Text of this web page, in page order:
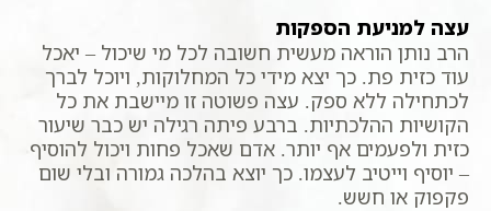
עצה למניעת הספקות
הרב נותן הוראה מעשית חשובה לכל מי שיכול – יאכל
עוד כזית פת. כך יצא מידי כל המחלוקות, ויוכל לברך
לכתחילה ללא ספק. עצה פשוטה זו מיישבת את כל
הקושיות ההלכתיות. ברבע פיתה רגילה יש כבר שיעור
כזית ולפעמים אף יותר. אדם שאכל פחות ויכול להוסיף
– יוסיף וייטיב לעצמו. כך יוצא בהלכה גמורה ובלי שום
פקפוק או חשש.